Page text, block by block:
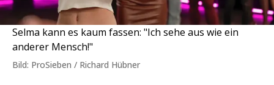
Selma kann es kaum fassen: "Ich sehe aus wie ein
anderer Mensch!"
Bild: ProSieben / Richard Hübner